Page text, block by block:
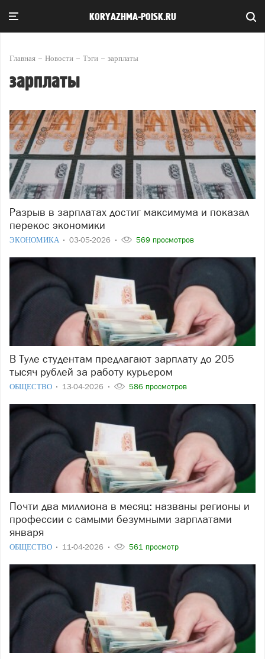
KORYAZHMA-POISK.RU
Главная Новости Тэги зарплаты
зарплаты
Разрыв в зарплатах достиг максимума и показал
перекос экономики
ЭКОНОМИКА 03-05-2026 569 просмотров
В Туле студентам предлагают зарплату до 205
тысяч рублей за работу курьером
ОБЩЕСТВО 13-04-2026 586 просмотров
Почти два миллиона в месяц: названы регионы и
профессии с самыми безумными зарплатами
января
ОБЩЕСТВО 11-04-2026 561 просмотр